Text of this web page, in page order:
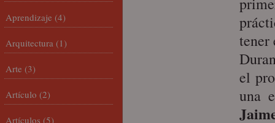
tener
el
una
Aprendizaje (4)
Arquitectura (1)
Arte (3)
Artículo (2)
Artículos (5)